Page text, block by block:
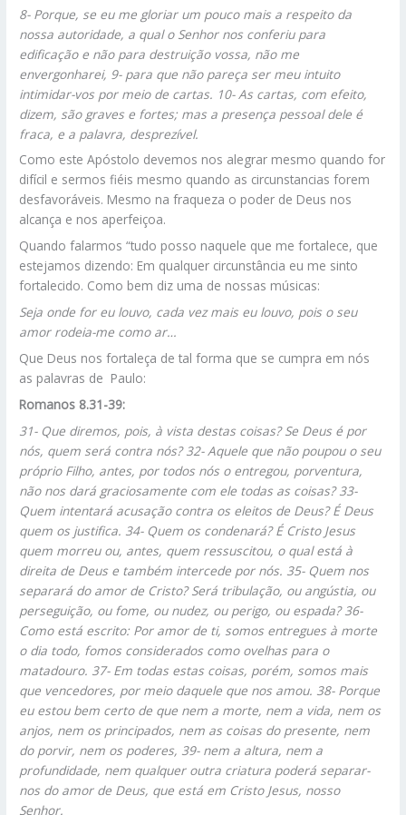
8- Porque, se eu me gloriar um pouco mais a respeito da
nossa autoridade, a qual o Senhor nos conferiu para
edificação e não para destruição vossa, não me
envergonharei, 9- para que não pareça ser meu intuito
intimidar-vos por meio de cartas. 10- As cartas, com efeito,
dizem, são graves e fortes; mas a presença pessoal dele é
fraca, e a palavra, desprezível.
Como este Apóstolo devemos nos alegrar mesmo quando for
difícil e sermos fiéis mesmo quando as circunstancias forem
desfavoráveis. Mesmo na fraqueza o poder de Deus nos
alcança e nos aperfeiçoa.
Quando falarmos “tudo posso naquele que me fortalece, que
estejamos dizendo: Em qualquer circunstância eu me sinto
fortalecido. Como bem diz uma de nossas músicas:
Seja onde for eu louvo, cada vez mais eu louvo, pois o seu
amor rodeia-me como ar…
Que Deus nos fortaleça de tal forma que se cumpra em nós
as palavras de Paulo:
Romanos 8.31-39:
31- Que diremos, pois, à vista destas coisas? Se Deus é por
nós, quem será contra nós? 32- Aquele que não poupou o seu
próprio Filho, antes, por todos nós o entregou, porventura,
não nos dará graciosamente com ele todas as coisas? 33-
Quem intentará acusação contra os eleitos de Deus? É Deus
quem os justifica. 34- Quem os condenará? É Cristo Jesus
quem morreu ou, antes, quem ressuscitou, o qual está à
direita de Deus e também intercede por nós. 35- Quem nos
separará do amor de Cristo? Será tribulação, ou angústia, ou
perseguição, ou fome, ou nudez, ou perigo, ou espada? 36-
Como está escrito: Por amor de ti, somos entregues à morte
o dia todo, fomos considerados como ovelhas para o
matadouro. 37- Em todas estas coisas, porém, somos mais
que vencedores, por meio daquele que nos amou. 38- Porque
eu estou bem certo de que nem a morte, nem a vida, nem os
anjos, nem os principados, nem as coisas do presente, nem
do porvir, nem os poderes, 39- nem a altura, nem a
profundidade, nem qualquer outra criatura poderá separar-
nos do amor de Deus, que está em Cristo Jesus, nosso
Senhor.